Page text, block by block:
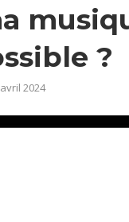
?
2024